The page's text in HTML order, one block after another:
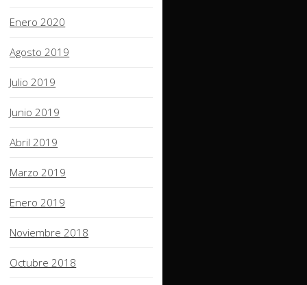
Enero 2020
Agosto 2019
Julio 2019
Junio 2019
Abril 2019
Marzo 2019
Enero 2019
Noviembre 2018
Octubre 2018